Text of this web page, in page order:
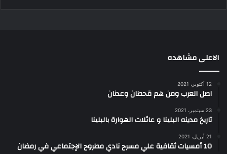
الاعلى مشاهده
12 أكتوبر، 2021
اصل العرب ومن هم قحطان وعدنان
23 سبتمبر، 2021
تاريخ مدينه البلينا و عائلات الهوارة بالبلينا
21 أبريل، 2021
10 أمسيات ثقافية علي مسرح نادي مطروح الإجتماعي في رمضان